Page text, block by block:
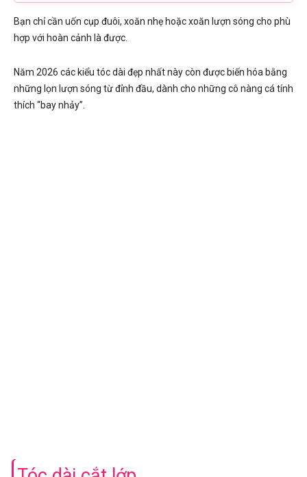
Bạn chỉ cần uốn cụp đuôi, xoăn nhẹ hoặc xoăn lượn sóng cho phù
hợp với hoàn cảnh là được.
Năm 2026 các kiểu tóc dài đẹp nhất này còn được biến hóa bằng
những lọn lượn sóng từ đỉnh đầu, dành cho những cô nàng cá tính
thích “bay nhảy”.